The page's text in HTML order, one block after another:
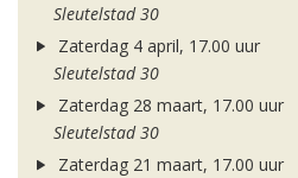
Sleutelstad 30
Zaterdag 4 april, 17.00 uur
Sleutelstad 30
Zaterdag 28 maart, 17.00 uur
Sleutelstad 30
Zaterdag 21 maart, 17.00 uur